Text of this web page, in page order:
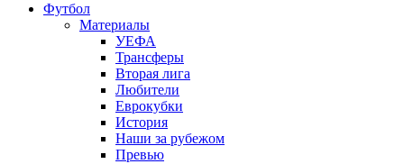
Футбол
Материалы
УЕФА
Трансферы
Вторая лига
Любители
Еврокубки
История
Наши за рубежом
Превью